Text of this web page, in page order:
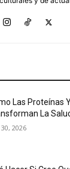
Las Proteínas
La
30, 2026